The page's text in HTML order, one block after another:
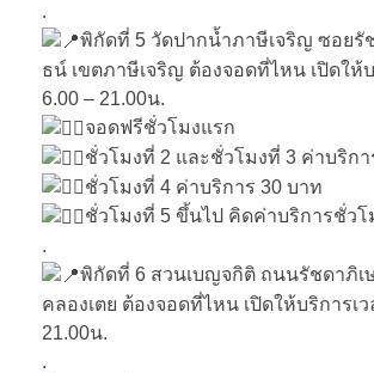
.
พิกัดที่ 5 วัดปากน้ำภาษีเจริญ ซอยรั
ธน์ เขตภาษีเจริญ ต้องจอดที่ไหน เปิดให้
6.00 – 21.00น.
จอดฟรีชั่วโมงแรก
ชั่วโมงที่ 2 และชั่วโมงที่ 3 ค่าบริก
ชั่วโมงที่ 4 ค่าบริการ 30 บาท
ชั่วโมงที่ 5 ขึ้นไป คิดค่าบริการชั่วโ
.
พิกัดที่ 6 สวนเบญจกิติ ถนนรัชดาภิเ
คลองเตย ต้องจอดที่ไหน เปิดให้บริการเว
21.00น.
.